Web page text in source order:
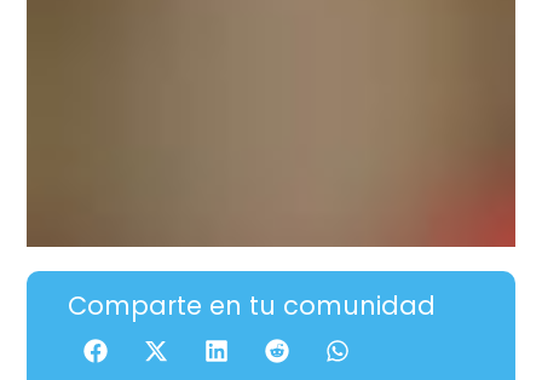
Comparte en tu comunidad